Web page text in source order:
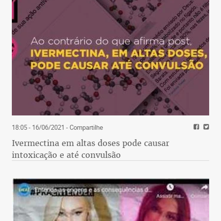
18:05 - 16/06/2021 - Compartilhe
Ivermectina em altas doses pode causar
intoxicação e até convulsão